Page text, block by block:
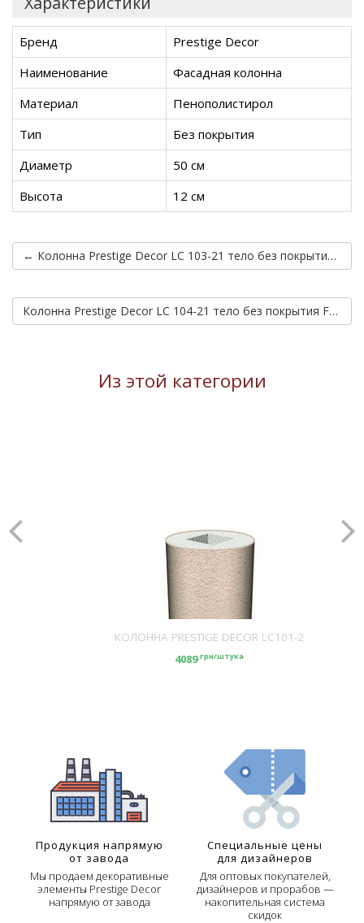
Бренд
Prestige Decor
Наименование
Фасадная колонна
Материал
Пенополистирол
Тип
Без покрытия
Диаметр
50 см
Высота
12 см
← Колонна Prestige Decor LC 103-21 тело без покрытия Half (2.00м)
Колонна Prestige Decor LC 104-21 тело без покрытия Full (2.00м) →
Из этой категории
КОЛОННА PRESTIGE DECOR LC101-2
4089грн/штука
Продукция напрямую
от завода
Мы продаем декоративные
элементы Prestige Decor
напрямую от завода
Специальные цены
для дизайнеров
Для оптовых покупателей,
дизайнеров и прорабов —
накопительная система
скидок